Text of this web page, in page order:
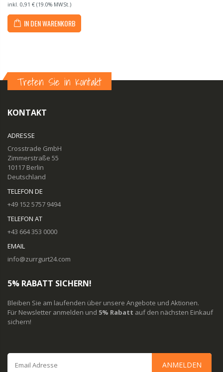
inkl. 0,91 € (19.0% MWSt.)
IN DEN WARENKORB
Treten Sie in Kontakt
KONTAKT
ADRESSE
Crosstrade GmbH
Zimmerstraße 55
10117 Berlin
Deutschland
TELEFON DE
+49 152 5757 9494
TELEFON AT
+43 664 353 0000
EMAIL
info@zurrgurt24.com
5% RABATT SICHERN!
Bleiben Sie am laufenden über unsere Angebote und Aktionen.
Für Newsletter anmelden und 5% Rabatt auf den nächsten Einkauf
sichern!
ANMELDEN